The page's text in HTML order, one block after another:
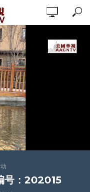
号：202015